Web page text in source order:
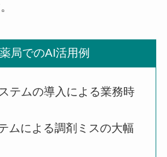
局でのAI活用例
テムの導入による業務時
ムによる調剤ミスの大幅